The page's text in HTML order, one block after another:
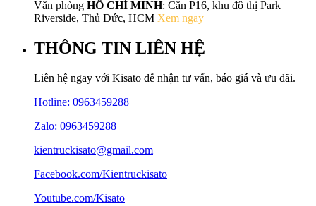
Văn phòng HỒ CHÍ MINH: Căn P16, khu đô thị Park
Riverside, Thủ Đức, HCM Xem ngay
THÔNG TIN LIÊN HỆ
Liên hệ ngay với Kisato để nhận tư vấn, báo giá và ưu đãi.
Hotline: 0963459288
Zalo: 0963459288
kientruckisato@gmail.com
Facebook.com/Kientruckisato
Youtube.com/Kisato